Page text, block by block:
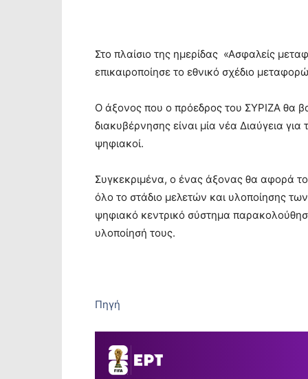
Στο πλαίσιο της ημερίδας «Ασφαλείς
επικαιροποίησε το εθνικό σχέδιο
Ο άξονος που ο πρόεδρος του ΣΥΡΙΖΑ θα
διακυβέρνησης είναι μία νέα Διαύγεια
ψηφιακοί.
Συγκεκριμένα, ο ένας άξονας θα αφορά
όλο το στάδιο μελετών και υλοποίησης
ψηφιακό κεντρικό σύστημα
υλοποίησή τους.
Πηγή